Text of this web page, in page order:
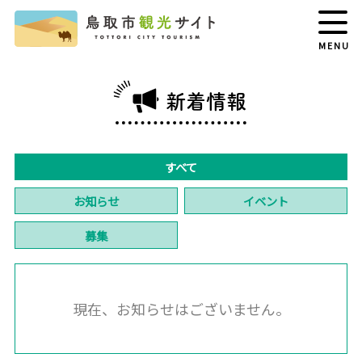
MENU
新着情報
すべて
お知らせ イベント
募集
現在、お知らせはございません。